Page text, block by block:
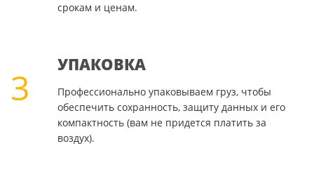
срокам и ценам.
3
УПАКОВКА
Профессионально упаковываем груз, чтобы
обеспечить сохранность, защиту данных и его
компактность (вам не придется платить за
воздух).